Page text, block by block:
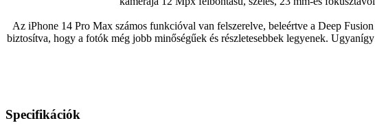
Az iPhone 14 Pro Max számos funkcióval van felszerelve, beleértve a Deep
biztosítva, hogy a fotók még jobb minőségűek és részletesebbek legyenek.
Specifikációk